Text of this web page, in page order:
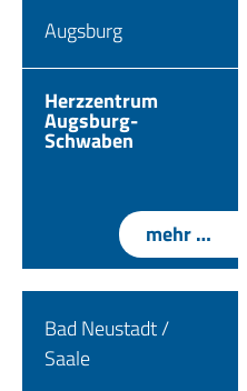
Augsburg
Herzzentrum
Augsburg-
Schwaben
mehr …
Bad Neustadt /
Saale